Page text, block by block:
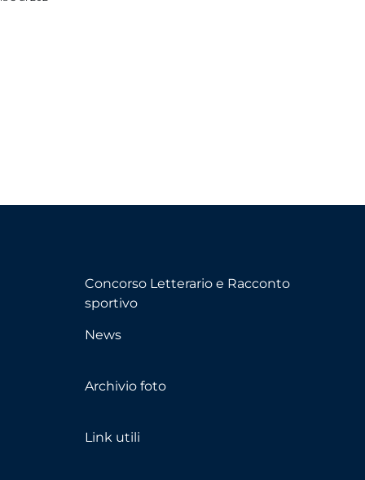
Concorso Letterario e Racconto
sportivo
News
Archivio foto
Link utili